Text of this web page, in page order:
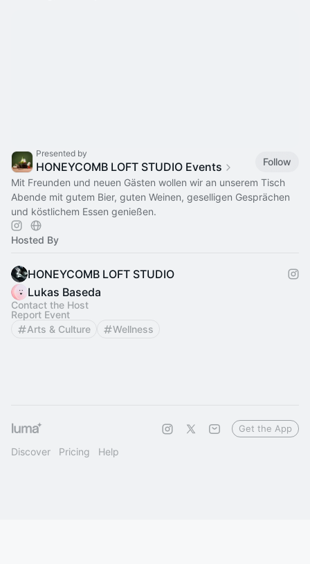
Presented by
HONEYCOMB LOFT STUDIO Events
Follow
Mit Freunden und neuen Gästen wollen wir an unserem Tisch
Abende mit gutem Bier, guten Weinen, geselligen Gesprächen
und köstlichem Essen genießen.
Hosted By
HONEYCOMB LOFT STUDIO
Lukas Baseda
Contact the Host
Report Event
Arts & Culture
Wellness
Discover Pricing Help
Get the App